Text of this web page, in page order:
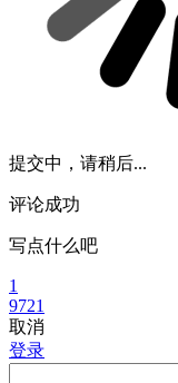
提交中，请稍后...
评论成功
写点什么吧
1
9721
取消
登录